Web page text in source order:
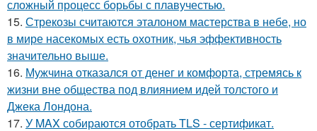
сложный процесс борьбы с плавучестью.
15. Стрекозы считаются эталоном мастерства в небе, но
в мире насекомых есть охотник, чья эффективность
значительно выше.
16. Мужчина отказался от денег и комфорта, стремясь к
жизни вне общества под влиянием идей толстого и
Джека Лондона.
17. У MAX собираются отобрать TLS - сертификат.